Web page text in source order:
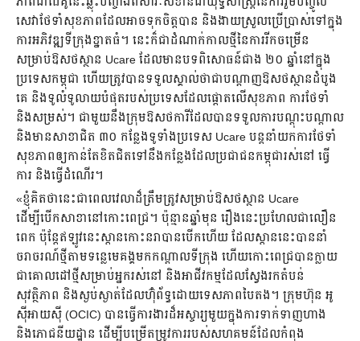
សេវាថែទាំសុខភាពដែលអាចទុកចិត្តបាន និងងាយស្រួលប្រើប្រាស់ទៅក្នុង
ការអភិវឌ្ឍទីក្រុងខ្នាតធំ។ នេះក៏ជាដំណាក់កាលថ្មីនៃការរីកចម្រើន
សម្រាប់ឱសថស្ថាន Ucare ដែលមានបទពិសោធន៍ជាង ២០ ឆ្នាំនៅក្នុង
ប្រទេសកម្ពុជា ហើយត្រូវបានទទួលស្គាល់ថាជាបណ្តាញឱសថស្ថានដំបូង
គេ និងទូលំទូលាយបំផុតរបស់ប្រទេសដែលផ្តោតលើសុខភាព ការថែទាំ
និងសម្រស់។ ជាមួយនឹងក្រុមឱសថការីដែលបានទទួលការបណ្តុះបណ្តាល
និងមានសាខាជិត ៣០ កន្លែងទូទាំងប្រទេស Ucare បន្តនាំយកការថែទាំ
សុខភាពឲ្យកាន់តែខិតជិតទៅនឹងកន្លែងដែលប្រជាជនកម្ពុជារស់នៅ ធ្វើ
ការ និងធ្វើដំណើរ។
«ខ្ញុំគិតថានេះជាពេលវេលាដ៏ត្រឹមត្រូវសម្រាប់ឱសថស្ថាន Ucare
ដើម្បីបើកសាខានៅកោះពេជ្រ។ ប៉ុន្មានឆ្នាំមុន រឿងនេះប្រហែលជាលឿន
ពេក ប៉ុន្តែឥឡូវនេះស្ពានកោះនរាបានបើកហើយ ដែលស្ពាននេះបាននាំ
ចរាចរណ៍ថ្មីតាមទន្លេមេគង្គមកកណ្តាលទីក្រុង ហើយកោះពេជ្របានក្លាយ
ជាគោលដៅថ្មីសម្រាប់អ្នករស់នៅ និងអាជីវកម្មដែលស្វែងរកតំបន់
សុវត្ថិភាព និងស្ងប់ស្ងាត់ដែលហ៊ុំព័ទ្ធដោយទេសភាពបៃតង។ ក្រុមហ៊ុន អូ
ស៊ីអាយស៊ី (OCIC) បានធ្វើការងារដ៏អស្ចារ្យមួយក្នុងការទាក់ទាញហាង
និងភោជនីយដ្ឋាន ដើម្បីបម្រើតម្រូវការរបស់សហគមន៍ដែលកំពុង